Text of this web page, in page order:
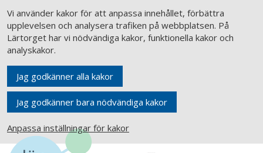
Vi använder kakor för att anpassa innehållet, förbättra
upplevelsen och analysera trafiken på webbplatsen. På
Lärtorget har vi nödvändiga kakor, funktionella kakor och
analyskakor.
Jag godkänner alla kakor
Jag godkänner bara nödvändiga kakor
Anpassa inställningar för kakor